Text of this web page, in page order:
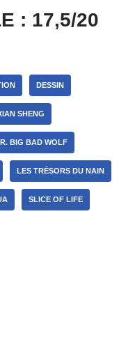
: 17,5/20
DESSIN
SHENG
BIG BAD WOLF
LES TRÉSORS DU NAIN
SLICE OF LIFE